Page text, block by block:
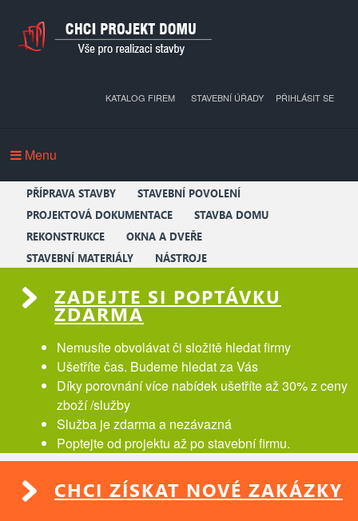
PŘIHLÁSIT SE
KATALOG FIREM STAVEBNÍ ÚŘADY
Menu
PŘÍPRAVA STAVBY
STAVEBNÍ POVOLENÍ
PROJEKTOVÁ DOKUMENTACE
STAVBA DOMU
REKONSTRUKCE
OKNA A DVEŘE
STAVEBNÍ MATERIÁLY
NÁSTROJE
ZADEJTE SI POPTÁVKU
ZDARMA
Nemusíte obvolávat či složitě hledat firmy
Ušetříte čas. Budeme hledat za Vás
Díky porovnání více nabídek ušetříte až 30% z ceny
zboží /služby
Služba je zdarma a nezávazná
Poptejte od projektu až po stavební firmu.
CHCI ZÍSKAT NOVÉ ZAKÁZKY